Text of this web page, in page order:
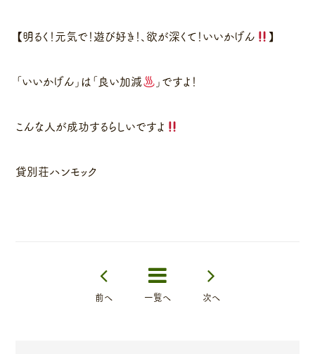
【明るく！元気で！遊び好き！、欲が深くて！いいかげん 】
「いいかげん」は「良い加減 」ですよ！
こんな人が成功するらしいですよ
貸別荘ハンモック
前へ 一覧へ 次へ